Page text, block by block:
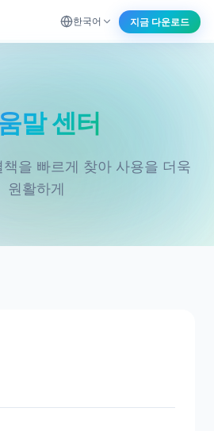
한국어 지금 다운로드
말 센터
을 빠르게 찾아 사용을 더욱
원활하게